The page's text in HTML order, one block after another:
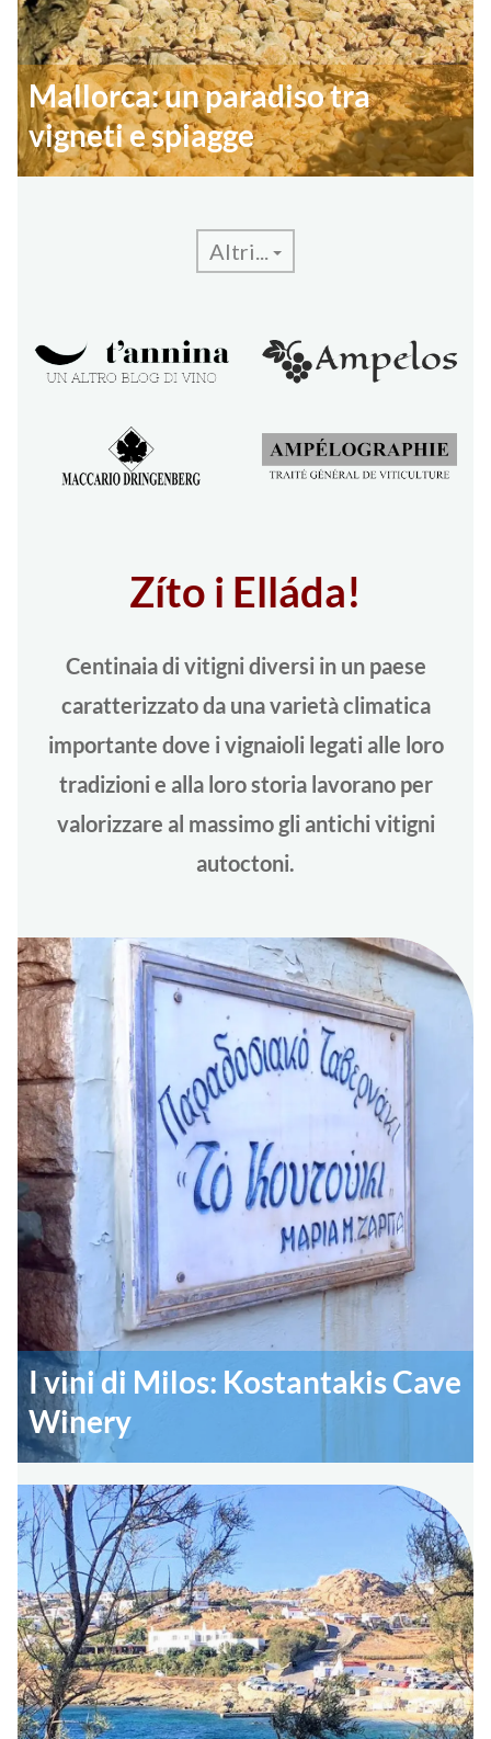
Mallorca: un paradiso tra
vigneti e spiagge
Altri...
Zíto i Elláda!
Centinaia di vitigni diversi in un paese
caratterizzato da una varietà climatica
importante dove i vignaioli legati alle loro
tradizioni e alla loro storia lavorano per
valorizzare al massimo gli antichi vitigni
autoctoni.
I vini di Milos: Kostantakis Cave
Winery